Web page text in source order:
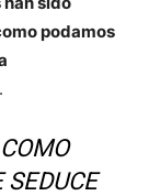
podamos
SEDUCE